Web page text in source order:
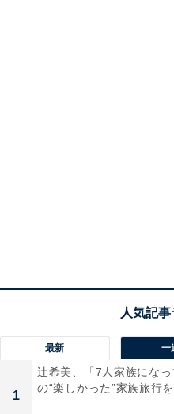
最新 一
1
辻希美、「7人家族にな
の“楽しかった”家族旅行